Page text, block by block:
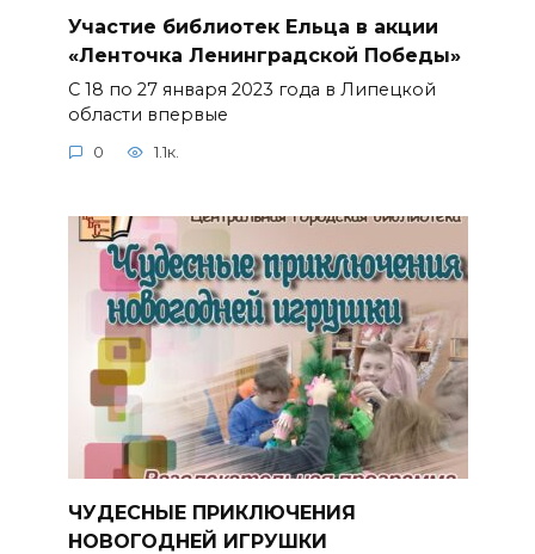
Участие библиотек Ельца в акции
«Ленточка Ленинградской Победы»
С 18 по 27 января 2023 года в Липецкой
области впервые
0 1.1к.
ЧУДЕСНЫЕ ПРИКЛЮЧЕНИЯ
НОВОГОДНЕЙ ИГРУШКИ